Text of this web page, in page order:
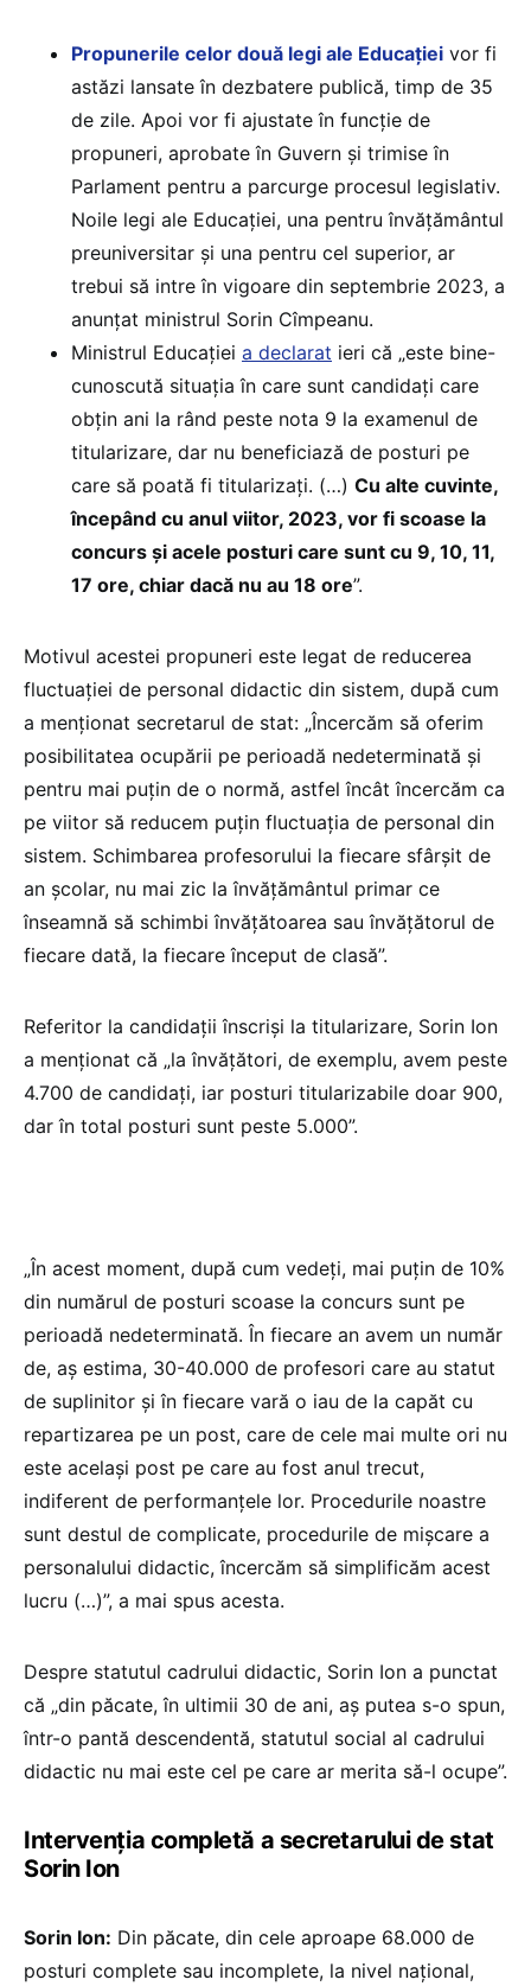
Propunerile celor două legi ale Educației vor fi
astăzi lansate în dezbatere publică, timp de 35
de zile. Apoi vor fi ajustate în funcție de
propuneri, aprobate în Guvern și trimise în
Parlament pentru a parcurge procesul legislativ.
Noile legi ale Educației, una pentru învățământul
preuniversitar și una pentru cel superior, ar
trebui să intre în vigoare din septembrie 2023, a
anunțat ministrul Sorin Cîmpeanu.
Ministrul Educației a declarat ieri că „este bine-
cunoscută situația în care sunt candidați care
obțin ani la rând peste nota 9 la examenul de
titularizare, dar nu beneficiază de posturi pe
care să poată fi titularizați. (…) Cu alte cuvinte,
începând cu anul viitor, 2023, vor fi scoase la
concurs și acele posturi care sunt cu 9, 10, 11,
17 ore, chiar dacă nu au 18 ore”.
Motivul acestei propuneri este legat de reducerea
fluctuației de personal didactic din sistem, după cum
a menționat secretarul de stat: „Încercăm să oferim
posibilitatea ocupării pe perioadă nedeterminată și
pentru mai puțin de o normă, astfel încât încercăm ca
pe viitor să reducem puțin fluctuația de personal din
sistem. Schimbarea profesorului la fiecare sfârșit de
an școlar, nu mai zic la învățământul primar ce
înseamnă să schimbi învățătoarea sau învățătorul de
fiecare dată, la fiecare început de clasă”.
Referitor la candidații înscriși la titularizare, Sorin Ion
a menționat că „la învățători, de exemplu, avem peste
4.700 de candidați, iar posturi titularizabile doar 900,
dar în total posturi sunt peste 5.000”.
„În acest moment, după cum vedeți, mai puțin de 10%
din numărul de posturi scoase la concurs sunt pe
perioadă nedeterminată. În fiecare an avem un număr
de, aș estima, 30-40.000 de profesori care au statut
de suplinitor și în fiecare vară o iau de la capăt cu
repartizarea pe un post, care de cele mai multe ori nu
este același post pe care au fost anul trecut,
indiferent de performanțele lor. Procedurile noastre
sunt destul de complicate, procedurile de mișcare a
personalului didactic, încercăm să simplificăm acest
lucru (…)”, a mai spus acesta.
Despre statutul cadrului didactic, Sorin Ion a punctat
că „din păcate, în ultimii 30 de ani, aș putea s-o spun,
într-o pantă descendentă, statutul social al cadrului
didactic nu mai este cel pe care ar merita să-l ocupe”.
Intervenția completă a secretarului de stat
Sorin Ion
Sorin Ion: Din păcate, din cele aproape 68.000 de
posturi complete sau incomplete, la nivel național,